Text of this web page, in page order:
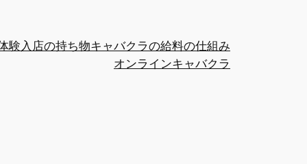
験入店の持ち物キャバクラの給料の仕組み
オンラインキャバクラ